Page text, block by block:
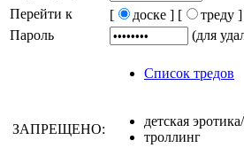
Перейти к
[ доске ] [
треду ]
Пароль
(для
Список тредов
ЗАПРЕЩЕНО:
детская
троллинг